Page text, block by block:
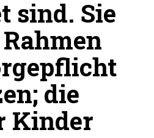
sind. Sie
die
Kinder